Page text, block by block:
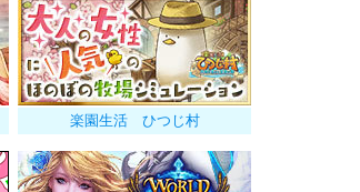
楽園生活 ひつじ村